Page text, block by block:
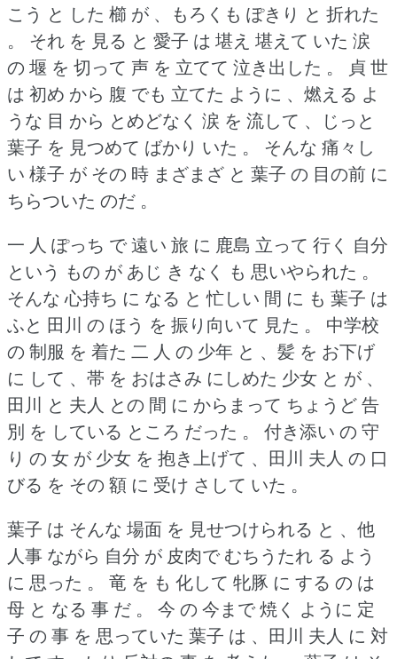
こう と した 櫛 が 、もろくも ぽきり と 折れた
。
それ を 見る と 愛子 は 堪え 堪えて いた 涙
の 堰 を 切って 声 を 立てて 泣き出した 。
貞 世
は 初め から 腹 でも 立てた ように 、燃える よ
うな 目 から とめどなく 涙 を 流して 、じっと
葉子 を 見つめて ばかり いた 。
そんな 痛々し
い 様子 が その 時 まざまざ と 葉子 の 目の前 に
ちらついた のだ 。
一 人 ぽっち で 遠い 旅 に 鹿島 立って 行く 自分
という もの が あじ き なく も 思いやられた 。
そんな 心持ち に なる と 忙しい 間 に も 葉子 は
ふと 田川 の ほう を 振り向いて 見た 。
中学校
の 制服 を 着た 二 人 の 少年 と 、髪 を お下げ
に して 、帯 を おはさみ にしめた 少女 と が 、
田川 と 夫人 との 間 に からまって ちょうど 告
別 を している ところ だった 。
付き添い の 守
り の 女 が 少女 を 抱き上げて 、田川 夫人 の 口
びる を その 額 に 受け さして いた 。
葉子 は そんな 場面 を 見せつけられる と 、他
人事 ながら 自分 が 皮肉で むちうたれ る よう
に 思った 。
竜 を も 化して 牝豚 に する の は
母 と なる 事 だ 。
今 の 今まで 焼く ように 定
子 の 事 を 思っていた 葉子 は 、田川 夫人 に 対